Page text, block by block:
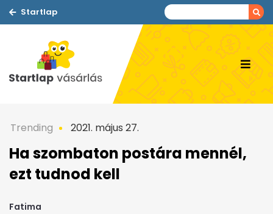
Startlap
Trending 2021. május 27.
Ha szombaton postára mennél,
ezt tudnod kell
Fatima